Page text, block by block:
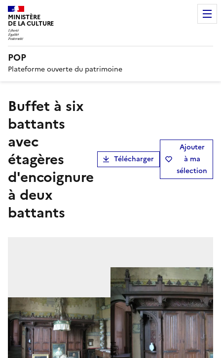
MINISTÈRE
DE LA CULTURE
POP
Plateforme ouverte du patrimoine
buffet à six
battants
avec
étagères
d'encoignure
à deux
battants
Télécharger
Ajouter
à ma
sélection